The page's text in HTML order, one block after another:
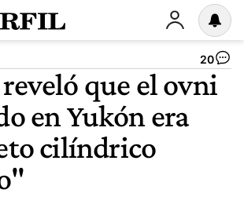
20
que el ovni
en Yukón era
cilíndrico